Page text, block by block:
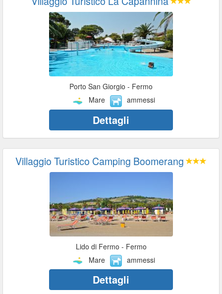
Porto San Giorgio - Fermo
Mare
ammessi
Dettagli
Villaggio Turistico Camping Boomerang
Lido di Fermo - Fermo
Mare
ammessi
Dettagli